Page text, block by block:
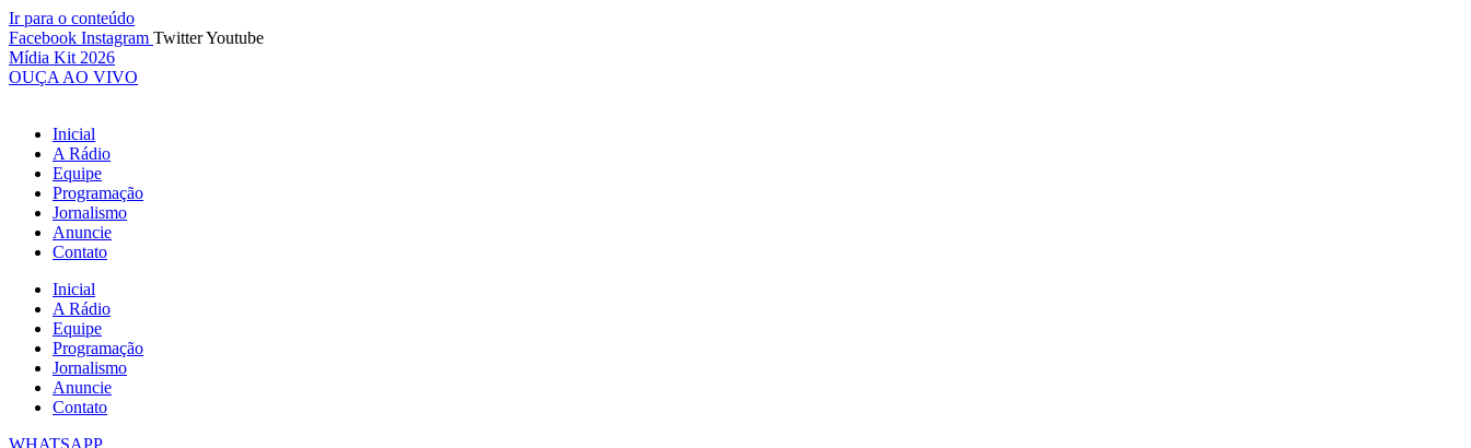
Ir para o conteúdo
Facebook Instagram TwitterYoutube
Mídia Kit 2026
OUÇA AO VIVO
Inicial
A Rádio
Equipe
Programação
Jornalismo
Anuncie
Contato
Inicial
A Rádio
Equipe
Programação
Jornalismo
Anuncie
Contato
WHATSAPP